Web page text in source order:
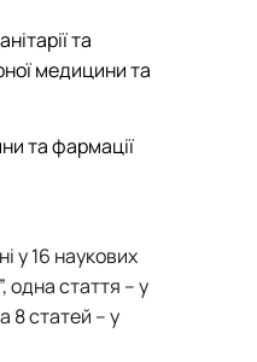
та
медицини та
та фармації
у 16 наукових
одна стаття – у
8 статей – у